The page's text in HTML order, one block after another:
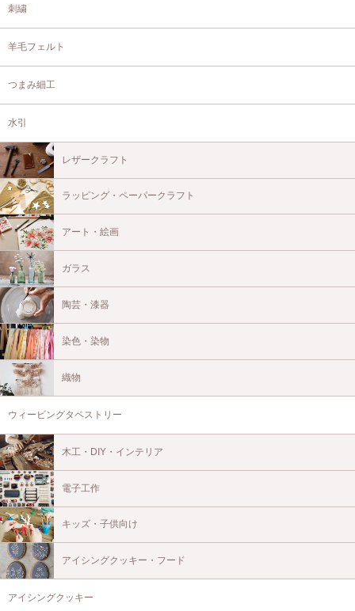
刺繍
羊毛フェルト
つまみ細工
水引
レザークラフト
ラッピング・ペーパークラフト
アート・絵画
ガラス
陶芸・漆器
染色・染物
織物
ウィービングタペストリー
木工・DIY・インテリア
電子工作
キッズ・子供向け
アイシングクッキー・フード
アイシングクッキー